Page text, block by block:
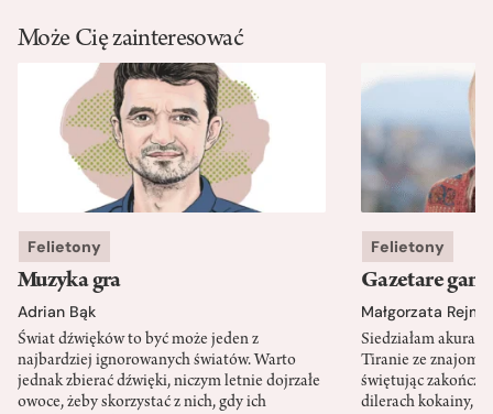
Może Cię zainteresować
Felietony
Muzyka gra
Adrian Bąk
Świat dźwięków to być może jeden z
najbardziej ignorowanych światów. Warto
jednak zbierać dźwięki, niczym letnie dojrzałe
owoce, żeby skorzystać z nich, gdy ich
Felietony
Gazetare
Małgorzata
Siedziałam akurat
Tiranie ze
świętując
dilerach kokainy,